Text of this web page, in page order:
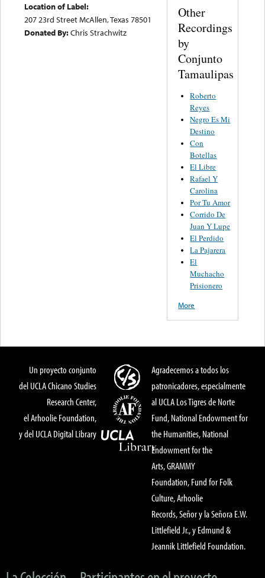
Location of Label:
207 23rd Street McAllen, Texas 78501
Donated By:Chris Strachwitz
Other
Recordings
by
Conjunto
Tamaulipas
Roberto
Reyes
Negro Es Mi
Destino
Con
Botellas
El Libre
Rafael Y
Carolina
Por Tu Amor
Corrido De
Juan Y Lupe
El Perdido
La Pajarera
El
Muchacho
Prisionero
More
Un proyecto conjunto
del UCLA Chicano Studies
Research Center,
el Arhoolie Foundation,
y del UCLA Digital Library
Agradecemos a todos los
patronicadores, especialmente
al UCLA Los Tigres de Norte
Fund, National Endowment for
the Humanities, National
Endowment for the
Arts, GRAMMY
Foundation, Fund for Folk
Culture, Arhoolie
Records, Señor y la Señora E.W.
Littlefield Jr., y Edmund &
Jeannik Littlefield Foundation.